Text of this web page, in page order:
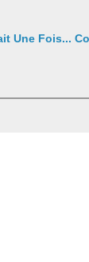
Une Fois...